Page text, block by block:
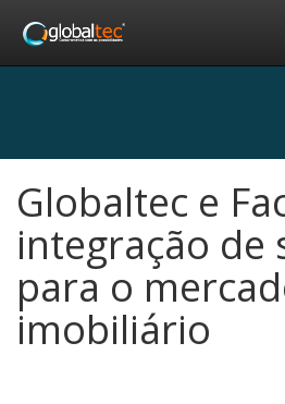
Globaltec e
integração de
para o
imobiliário